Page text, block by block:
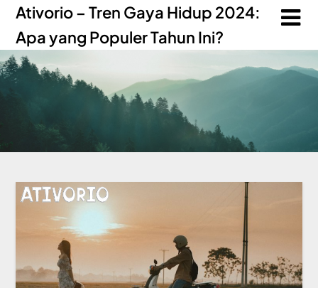
Ativorio – Tren Gaya Hidup 2024:
Apa yang Populer Tahun Ini?